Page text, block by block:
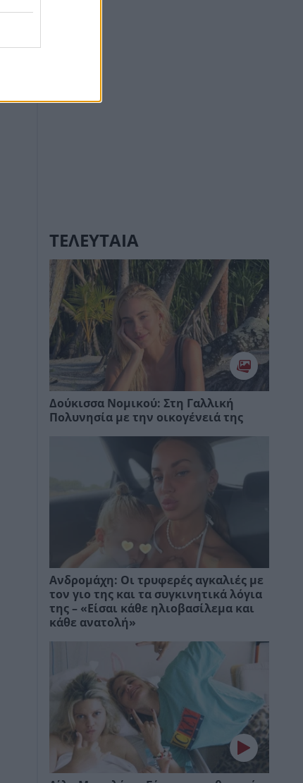
ΤΕΛΕΥΤΑΙΑ
Δούκισσα Νομικού: Στη Γαλλική
Πολυνησία με την οικογένειά της
Ανδρομάχη: Οι τρυφερές αγκαλιές με
τον γιο της και τα συγκινητικά λόγια
της – «Είσαι κάθε ηλιοβασίλεμα και
κάθε ανατολή»